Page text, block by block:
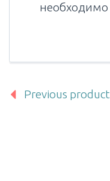
необходимо
Previous product